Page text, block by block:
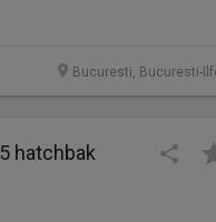
Bucuresti, Bucuresti-
hatchbak